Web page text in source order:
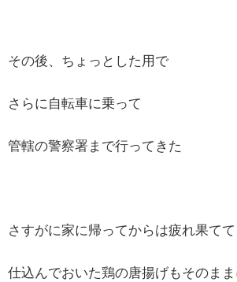
その後、ちょっとした用で
さらに自転車に乗って
管轄の警察署まで行ってきた
さすがに家に帰ってからは疲れ果てて
仕込んでおいた鶏の唐揚げもそのま